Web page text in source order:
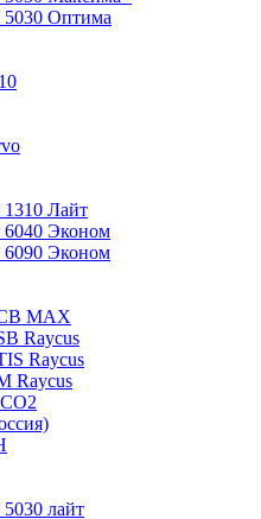
Оптима
Лайт
Эконом
Эконом
MAX
Raycus
Raycus
Raycus
лайт